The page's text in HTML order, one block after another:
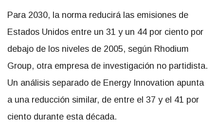
Para 2030, la norma reducirá las emisiones de
Estados Unidos entre un 31 y un 44 por ciento por
debajo de los niveles de 2005, según Rhodium
Group, otra empresa de investigación no partidista.
Un análisis separado de Energy Innovation apunta
a una reducción similar, de entre el 37 y el 41 por
ciento durante esta década.